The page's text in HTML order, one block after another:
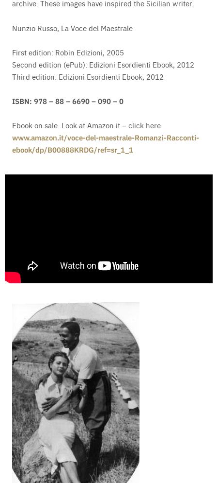
archive. These images have inspired the Sicilian writer.
Nunzio Russo, La Voce del Maestrale
First edition: Robin Edizioni, 2005
Second edition (ePub): Edizioni Esordienti Ebook, 2012
Third edition: Edizioni Esordienti Ebook, 2012
ISBN: 978 – 88 – 6690 – 090 – 0
Ebook on sale. Look at Amazon.it – click here
www.amazon.it/voce-del-maestrale-Romanzi-Racconti-
ebook/dp/B00888KRDG/ref=sr_1_1